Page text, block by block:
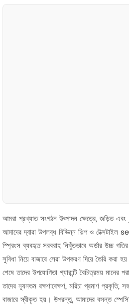
আমরা প্রখ্যাত সংগঠন উৎপাদন ক্ষেত্রে, জড়িত
আমাদের দ্বারা উপলব্ধ বিভিন্ন শিল্প ও
স্প্রিংস ব্যবহৃত সরবরাহ নিখুঁতভাবে অর্ডার উচ্চ
সুবিধা নিয়ে বাজারে সেরা উপকরণ দিয়ে তৈরি করা
শেষে তাদের উপযোগিতা গ্যারান্টি বৈচিত্রময়
তাদের ন্যূনতম রক্ষণাবেক্ষণ, মরিচা প্রমাণ প্রকৃতি,
বাজারে স্বীকৃত হয়। উপরন্তু, আমাদের বসন্ত